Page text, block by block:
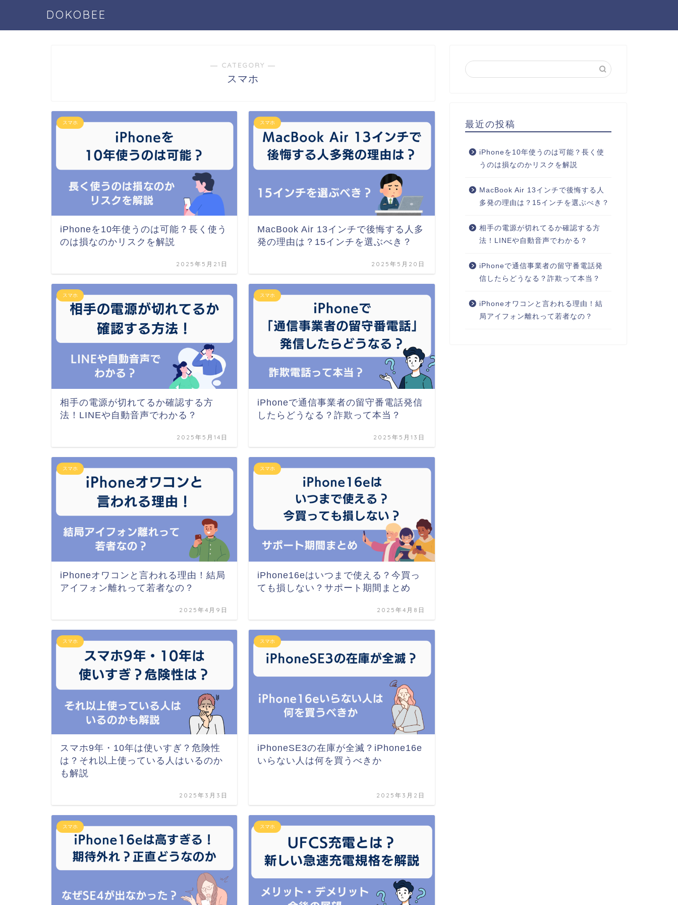
DOKOBEE
― CATEGORY ―
スマホ
スマホ
iPhoneを10年使うのは可能？長く使う
のは損なのかリスクを解説
2025年5月21日
スマホ
MacBook Air 13インチで後悔する人多
発の理由は？15インチを選ぶべき？
2025年5月20日
スマホ
相手の電源が切れてるか確認する方
法！LINEや自動音声でわかる？
2025年5月14日
スマホ
iPhoneで通信事業者の留守番電話発信
したらどうなる？詐欺って本当？
2025年5月13日
スマホ
iPhoneオワコンと言われる理由！結局
アイフォン離れって若者なの？
2025年4月9日
スマホ
iPhone16eはいつまで使える？今買っ
ても損しない？サポート期間まとめ
2025年4月8日
スマホ
スマホ9年・10年は使いすぎ？危険性
は？それ以上使っている人はいるのか
も解説
2025年3月3日
スマホ
iPhoneSE3の在庫が全滅？iPhone16e
いらない人は何を買うべきか
2025年3月2日
スマホ スマホ
最近の投稿
iPhoneを10年使うのは可能？長く使
うのは損なのかリスクを解説
MacBook Air 13インチで後悔する人
多発の理由は？15インチを選ぶべき？
相手の電源が切れてるか確認する方
法！LINEや自動音声でわかる？
iPhoneで通信事業者の留守番電話発
信したらどうなる？詐欺って本当？
iPhoneオワコンと言われる理由！結
局アイフォン離れって若者なの？